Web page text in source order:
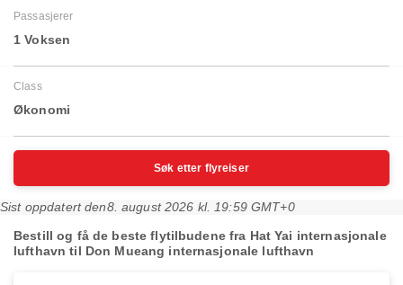
Passasjerer
1 Voksen
Class
Økonomi
Søk etter flyreiser
Sist oppdatert den8. august 2026 kl. 19:59 GMT+0
Bestill og få de beste flytilbudene fra Hat Yai internasjonale
lufthavn til Don Mueang internasjonale lufthavn